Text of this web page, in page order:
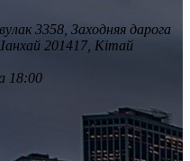
3358, Заходняя дарога
201417, Кітай
18:00